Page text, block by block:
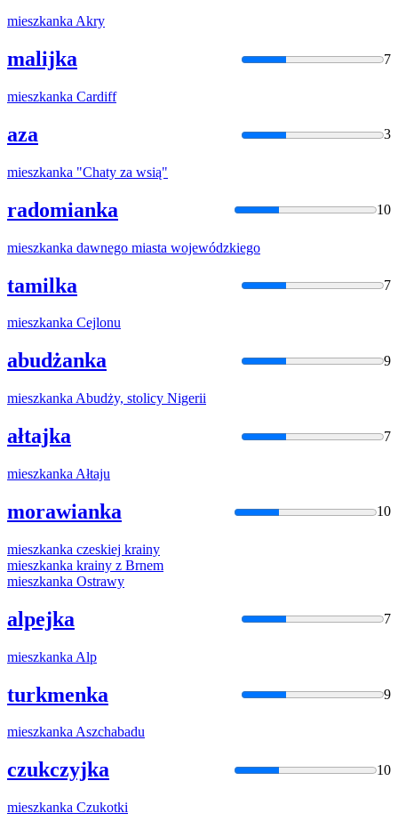
mieszkanka Akry
malijka 7
mieszkanka Cardiff
aza 3
mieszkanka "Chaty za wsią"
radomianka 10
mieszkanka dawnego miasta wojewódzkiego
tamilka 7
mieszkanka Cejlonu
abudżanka 9
mieszkanka Abudży, stolicy Nigerii
ałtajka 7
mieszkanka Ałtaju
morawianka 10
mieszkanka czeskiej krainy
mieszkanka krainy z Brnem
mieszkanka Ostrawy
alpejka 7
mieszkanka Alp
turkmenka 9
mieszkankaAszchabadu
czukczyjka 10
mieszkanka Czukotki